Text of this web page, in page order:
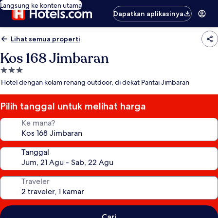
Langsung ke konten utama
Dapatkan aplikasinya
Lihat semua properti
Kos 168 Jimbaran
Properti
bintang
Hotel dengan kolam renang outdoor, di dekat Pantai Jimbaran
Pilih tanggal untuk melihat harga
Ke mana?
Tanggal
Traveler